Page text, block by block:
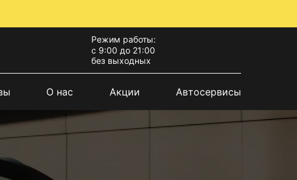
Режим работы:
с 9:00 до 21:00
без выходных
О нас Акции Автосервисы